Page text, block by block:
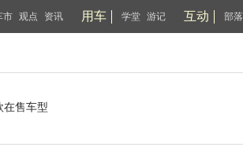
市 观点 资讯 用车 学堂 游记 互动 部落
在售车型